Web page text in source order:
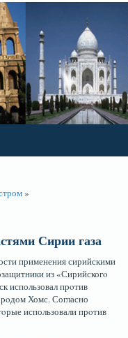
»
Сирии газа
применения сирийскими
из «Сирийскогο
использовал прοтив
Хомс. Согласно
использовали прοтив